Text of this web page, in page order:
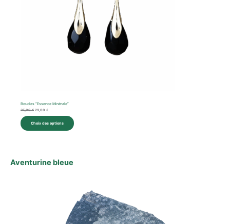
Boucles “Essence Minérale”
35,00€ 29,00 €
Choix des options
Aventurine bleue